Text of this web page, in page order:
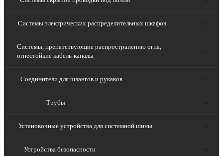
Системы электрических распределительных шкафов
Системы, препятствующие распространению огня,
огнестойкие кабель-каналы
Соединители для шлангов и рукавов
Трубы
Установочные устройства для системной шины
Устройства безопасности